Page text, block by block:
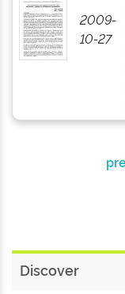
2009-
10-27
Discover